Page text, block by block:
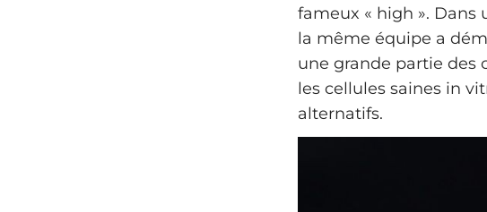
fameux « high ». Dans
la même équipe a
une grande partie des
les cellules saines in
alternatifs.